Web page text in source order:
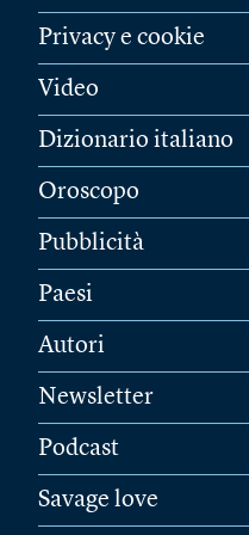
Privacy e cookie
Video
Dizionario italiano
Oroscopo
Pubblicità
Paesi
Autori
Newsletter
Podcast
Savage love